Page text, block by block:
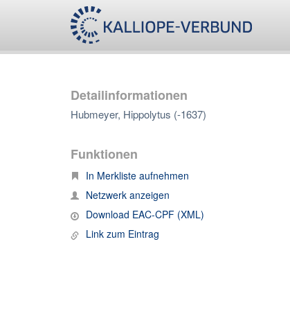
Detailinformationen
Hubmeyer, Hippolytus (-1637)
Funktionen
In Merkliste aufnehmen
Netzwerk anzeigen
Download EAC-CPF (XML)
Link zum Eintrag